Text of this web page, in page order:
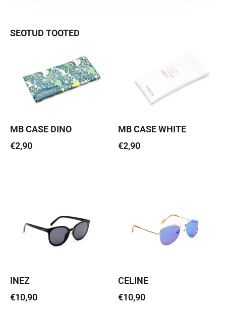
SEOTUD TOOTED
MB CASE DINO
€2,90
MB CASE WHITE
€2,90
INEZ
€10,90
CELINE
€10,90